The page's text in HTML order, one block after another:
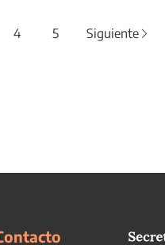
4 5 Siguiente